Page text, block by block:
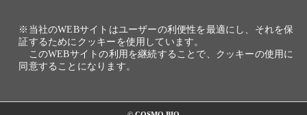
※当社のWEBサイトはユーザーの利便性を最適にし、それを保
証するためにクッキーを使用しています。
このWEBサイトの利用を継続することで、クッキーの使用に
同意することになります。